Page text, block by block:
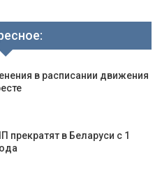
в расписании движения
прекратят в Беларуси с 1